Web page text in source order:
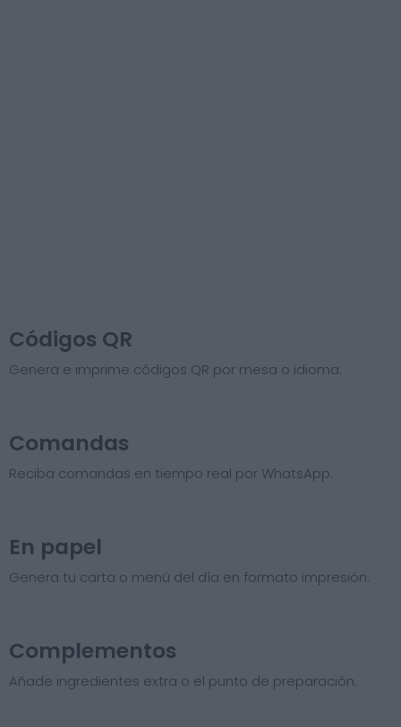
Códigos QR
Genera e imprime códigos QR por mesa o idioma.
Comandas
Reciba comandas en tiempo real por WhatsApp.
En papel
Genera tu carta o menú del día en formato impresión.
Complementos
Añade ingredientes extra o el punto de preparación.